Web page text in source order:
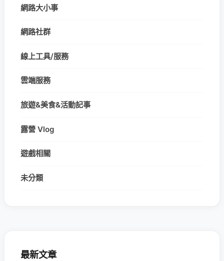
網路大小事
網路社群
線上工具/服務
雲端服務
旅遊&美食&活動記事
露營 Vlog
遊戲相關
未分類
最新文章